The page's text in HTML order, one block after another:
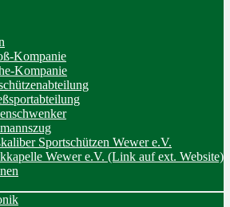
Kompanie
Kompanie
Sportschützen Wewer e.V.
Wewer e.V. (Link auf ext. Website)